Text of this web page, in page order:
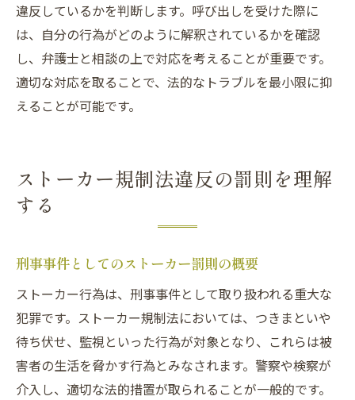
違反しているかを判断します。呼び出しを受けた際に
は、自分の行為がどのように解釈されているかを確認
し、弁護士と相談の上で対応を考えることが重要です。
適切な対応を取ることで、法的なトラブルを最小限に抑
えることが可能です。
ストーカー規制法違反の罰則を理解
する
刑事事件としてのストーカー罰則の概要
ストーカー行為は、刑事事件として取り扱われる重大な
犯罪です。ストーカー規制法においては、つきまといや
待ち伏せ、監視といった行為が対象となり、これらは被
害者の生活を脅かす行為とみなされます。警察や検察が
介入し、適切な法的措置が取られることが一般的です。